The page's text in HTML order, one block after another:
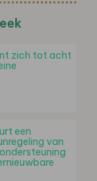
zich tot acht
een
van